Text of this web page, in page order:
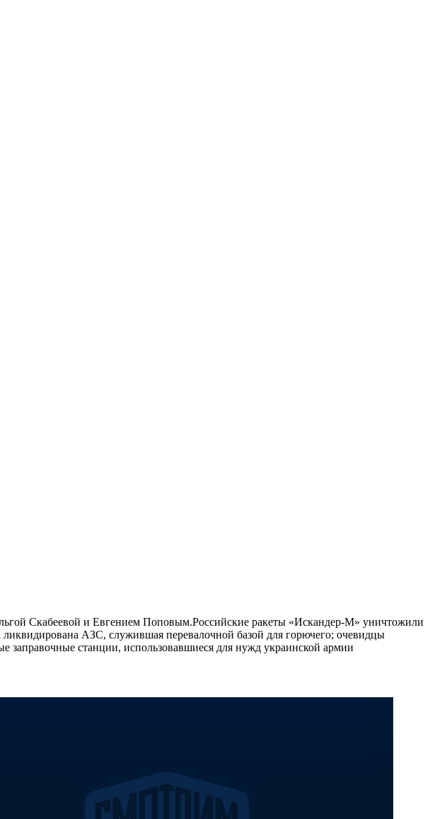
Скабеевой и Евгением Поповым.Российские ракеты «Искандер-М» уничтожили
ликвидирована АЗС, служившая перевалочной базой для горючего; очевидцы
станции, использовавшиеся для нужд украинской армии